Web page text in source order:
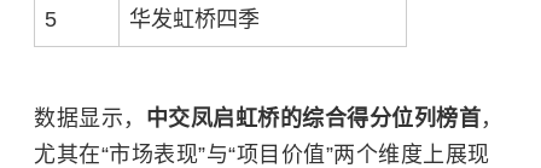
5 华发虹桥四季
数据显示， 中交凤启虹桥的综合得分位列榜首，
尤其在“市场表现”与“项目价值”两个维度上展现